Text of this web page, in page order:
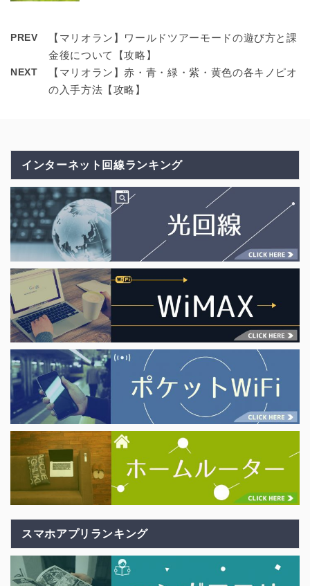
PREV
【マリオラン】ワールドツアーモードの遊び方と課
金後について【攻略】
NEXT
【マリオラン】赤・青・緑・紫・黄色の各キノピオ
の入手方法【攻略】
インターネット回線ランキング
スマホアプリランキング